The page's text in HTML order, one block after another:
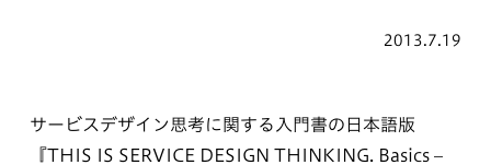
2013.7.19
サービスデザイン思考に関する入門書の日本語版
『THIS IS SERVICE DESIGN THINKING. Basics –